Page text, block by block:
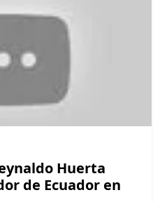
Huerta
de Ecuador en